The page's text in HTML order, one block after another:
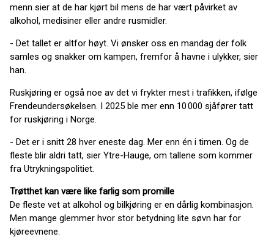
menn sier at de har kjørt bil mens de har vært påvirket av
alkohol, medisiner eller andre rusmidler.
- Det tallet er altfor høyt. Vi ønsker oss en mandag der folk
samles og snakker om kampen, fremfor å havne i ulykker, sier
han.
Ruskjøring er også noe av det vi frykter mest i trafikken, ifølge
Frendeundersøkelsen. I 2025 ble mer enn 10 000 sjåfører tatt
for ruskjøring i Norge.
- Det er i snitt 28 hver eneste dag. Mer enn én i timen. Og de
fleste blir aldri tatt, sier Ytre-Hauge, om tallene som kommer
fra Utrykningspolitiet.
Trøtthet kan være like farlig som promille
De fleste vet at alkohol og bilkjøring er en dårlig kombinasjon.
Men mange glemmer hvor stor betydning lite søvn har for
kjøreevnene.